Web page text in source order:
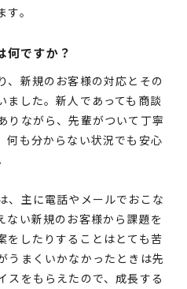
。
何ですか？
、新規のお客様の対応とその
ました。新人であっても商談
りながら、先輩がついて丁寧
何も分からない状況でも安心
、主に電話やメールでおこな
ない新規のお客様から課題を
をしたりすることはとても苦
うまくいかなかったときは先
スをもらえたので、成長する